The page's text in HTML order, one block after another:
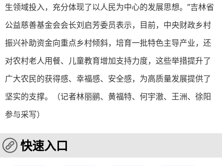
生领域投入，充分体现了以人民为中心的发展思想。”吉林省
公益慈善基金会会长刘启芳委员表示，目前，中央财政乡村
振兴补助资金向重点乡村倾斜，培育一批特色主导产业，还
对农村老人用餐、儿童教育增加支持力度，这些举措提升了
广大农民的获得感、幸福感、安全感，为高质量发展提供了
坚实的支撑。
（记者林丽鹂、黄福特、何宇澈、王洲、徐阳
参与采写）
快速入口